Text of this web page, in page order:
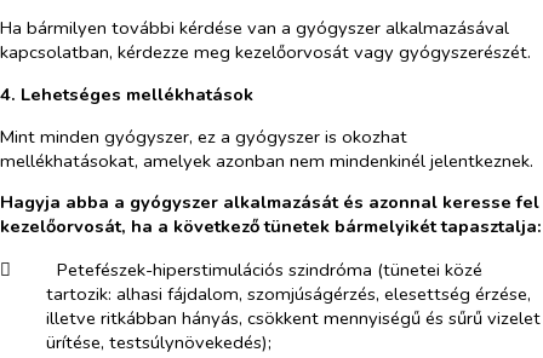
Ha bármilyen további kérdése van a gyógyszer alkalmazásával
kapcsolatban, kérdezze meg kezelőorvosát vagy gyógyszerészét.
4. Lehetséges mellékhatások
Mint minden gyógyszer, ez a gyógyszer is okozhat
mellékhatásokat, amelyek azonban nem mindenkinél jelentkeznek.
Hagyja abba a gyógyszer alkalmazását és azonnal keresse fel
kezelőorvosát, ha a következő tünetek bármelyikét tapasztalja:
​
Petefészek-hiperstimulációs szindróma (tünetei közé
tartozik: alhasi fájdalom, szomjúságérzés, elesettség érzése,
illetve ritkábban hányás, csökkent mennyiségű és sűrű vizelet
ürítése, testsúlynövekedés);